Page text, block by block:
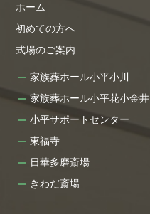
ホーム
初めての方へ
式場のご案内
家族葬ホール小平小川
家族葬ホール小平花小金井
小平サポートセンター
東福寺
日華多磨斎場
きわだ斎場